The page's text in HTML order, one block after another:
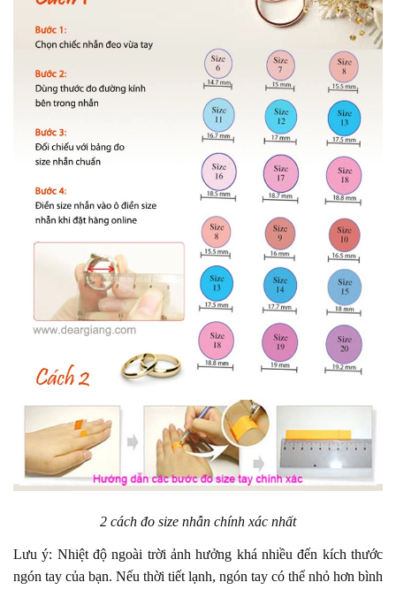
2 cách đo size nhẫn chính xác nhất
Lưu ý: Nhiệt độ ngoài trời ảnh hưởng khá nhiều đến kích thước
ngón tay của bạn. Nếu thời tiết lạnh, ngón tay có thể nhỏ hơn bình